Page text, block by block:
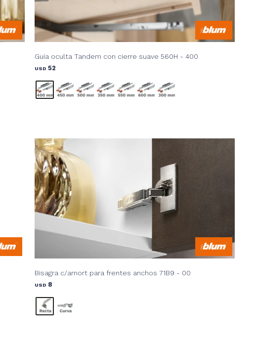
Guía oculta Tandem con cierre suave 560H - 400
USD 52
Bisagra c/amort para frentes anchos 71B9 - 00
USD 8